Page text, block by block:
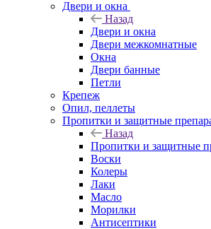
Двери и окна
Назад
Двери и окна
Двери межкомнатные
Окна
Двери банные
Петли
Крепеж
Опил, пеллеты
Пропитки и защитные
Назад
Пропитки и защитные
Воски
Колеры
Лаки
Масло
Морилки
Антисептики